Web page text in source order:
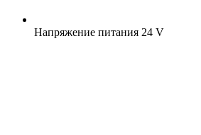
Напряжение питания 24 V